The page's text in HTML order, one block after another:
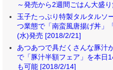
～発売から2週間ごはん大盛
玉子たっぷり特製タルタルソ
つ業態で「南蛮風唐揚げ丼」
(水)発売 [2018/2/21]
あつあつで具だくさんな豚汁
で「豚汁半額フェア」を本日
も可能 [2018/2/14]